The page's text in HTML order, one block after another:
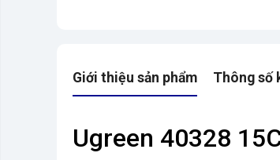
Giới thiệu sản phẩm Thông số
Ugreen 40328